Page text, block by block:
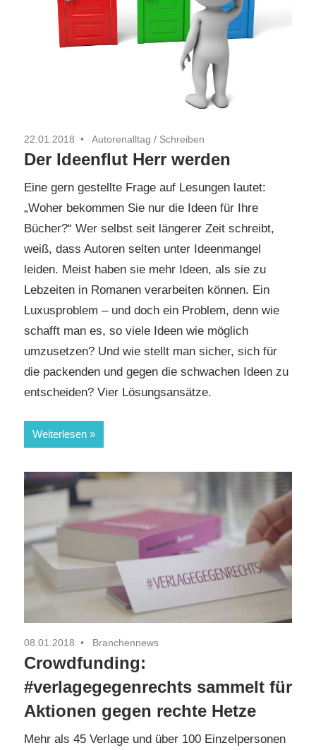
22.01.2018 Autorenalltag / Schreiben
Der Ideenflut Herr werden
Eine gern gestellte Frage auf Lesungen lautet:
„Woher bekommen Sie nur die Ideen für Ihre
Bücher?“ Wer selbst seit längerer Zeit schreibt,
weiß, dass Autoren selten unter Ideenmangel
leiden. Meist haben sie mehr Ideen, als sie zu
Lebzeiten in Romanen verarbeiten können. Ein
Luxusproblem – und doch ein Problem, denn wie
schafft man es, so viele Ideen wie möglich
umzusetzen? Und wie stellt man sicher, sich für
die packenden und gegen die schwachen Ideen zu
entscheiden? Vier Lösungsansätze.
Weiterlesen
08.01.2018 Branchennews
Crowdfunding:
#verlagegegenrechts sammelt für
Aktionen gegen rechte Hetze
Mehr als 45 Verlage und über 100 Einzelpersonen